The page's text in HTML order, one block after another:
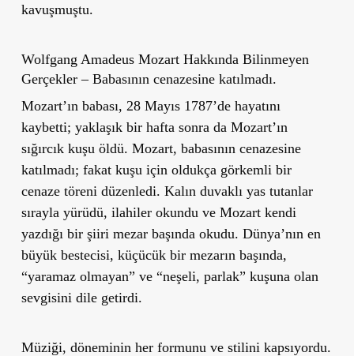
kavuşmuştu.
Wolfgang Amadeus Mozart Hakkında Bilinmeyen
Gerçekler – Babasının cenazesine katılmadı.
Mozart’ın babası, 28 Mayıs 1787’de hayatını
kaybetti; yaklaşık bir hafta sonra da Mozart’ın
sığırcık kuşu öldü. Mozart, babasının cenazesine
katılmadı; fakat kuşu için oldukça görkemli bir
cenaze töreni düzenledi. Kalın duvaklı yas tutanlar
sırayla yürüdü, ilahiler okundu ve Mozart kendi
yazdığı bir şiiri mezar başında okudu. Dünya’nın en
büyük bestecisi, küçücük bir mezarın başında,
“yaramaz olmayan” ve “neşeli, parlak” kuşuna olan
sevgisini dile getirdi.
Müziği, döneminin her formunu ve stilini kapsıyordu.